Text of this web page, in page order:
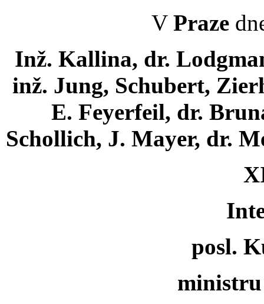
V Praze
Inž. Kallina, dr.
inž. Jung, Schubert,
E. Feyerfeil, dr.
Schollich, J. Mayer, dr.
posl.